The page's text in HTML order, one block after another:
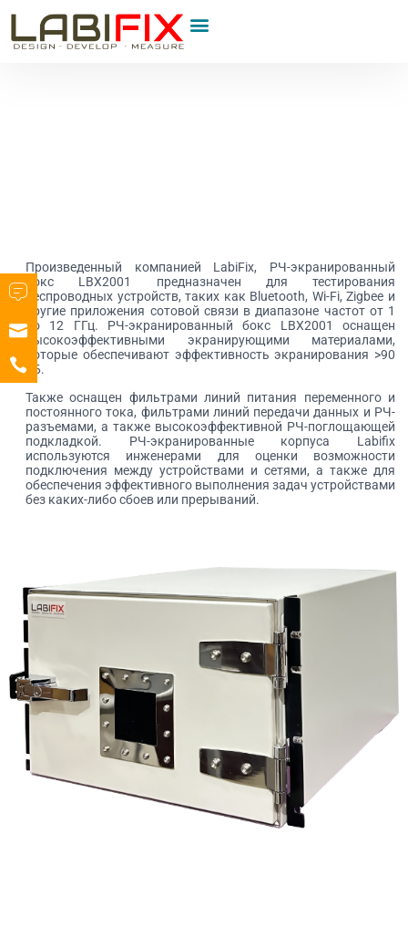
Произведенный компанией LabiFix, РЧ-экранированный
бокс LBX2001 предназначен для тестирования
беспроводных устройств, таких как Bluetooth, Wi-Fi, Zigbee и
другие приложения сотовой связи в диапазоне частот от 1
до 12 ГГц. РЧ-экранированный бокс LBX2001 оснащен
высокоэффективными экранирующими материалами,
которые обеспечивают эффективность экранирования >90
дБ.
Также оснащен фильтрами линий питания переменного и
постоянного тока, фильтрами линий передачи данных и РЧ-
разъемами, а также высокоэффективной РЧ-поглощающей
подкладкой. РЧ-экранированные корпуса Labifix
используются инженерами для оценки возможности
подключения между устройствами и сетями, а также для
обеспечения эффективного выполнения задач устройствами
без каких-либо сбоев или прерываний.